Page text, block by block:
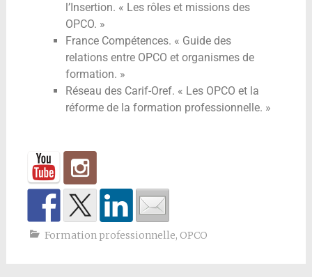
l’Insertion. « Les rôles et missions des
OPCO. »
France Compétences. « Guide des
relations entre OPCO et organismes de
formation. »
Réseau des Carif-Oref. « Les OPCO et la
réforme de la formation professionnelle. »
Formation professionnelle, OPCO